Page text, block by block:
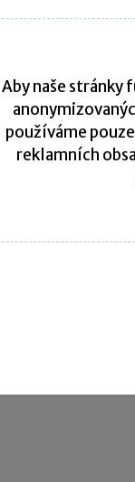
Aby naše stránky
používáme
reklamních